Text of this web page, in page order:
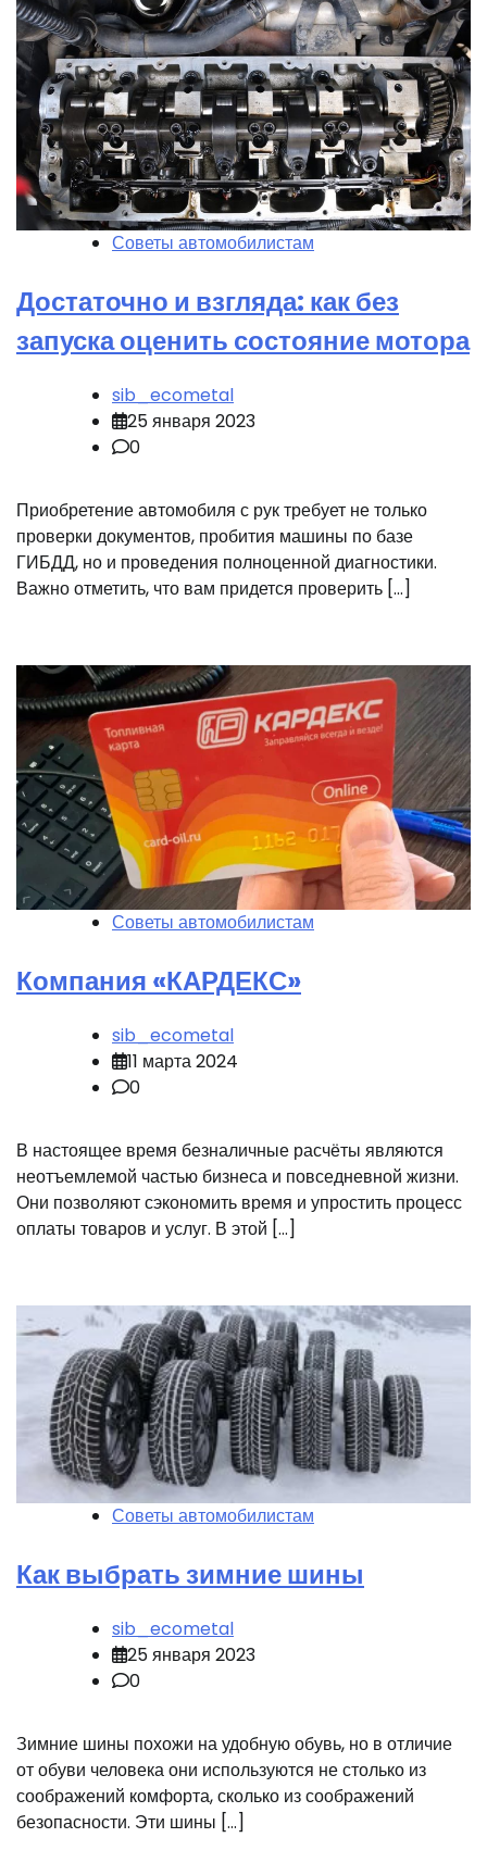
Советы автомобилистам
Достаточно и взгляда: как без
запуска оценить состояние мотора
sib_ecometal
25 января 2023
0
Приобретение автомобиля с рук требует не только
проверки документов, пробития машины по базе
ГИБДД, но и проведения полноценной диагностики.
Важно отметить, что вам придется проверить […]
Советы автомобилистам
Компания «КАРДЕКС»
sib_ecometal
11 марта 2024
0
В настоящее время безналичные расчёты являются
неотъемлемой частью бизнеса и повседневной жизни.
Они позволяют сэкономить время и упростить процесс
оплаты товаров и услуг. В этой […]
Советы автомобилистам
Как выбрать зимние шины
sib_ecometal
25 января 2023
0
Зимние шины похожи на удобную обувь, но в отличие
от обуви человека они используются не столько из
соображений комфорта, сколько из соображений
безопасности. Эти шины […]